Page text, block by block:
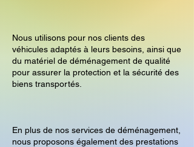
Nous utilisons pour nos clients des
véhicules adaptés à leurs besoins, ainsi que
du matériel de déménagement de qualité
pour assurer la protection et la sécurité des
biens transportés.
En plus de nos services de déménagement,
nous proposons également des prestations